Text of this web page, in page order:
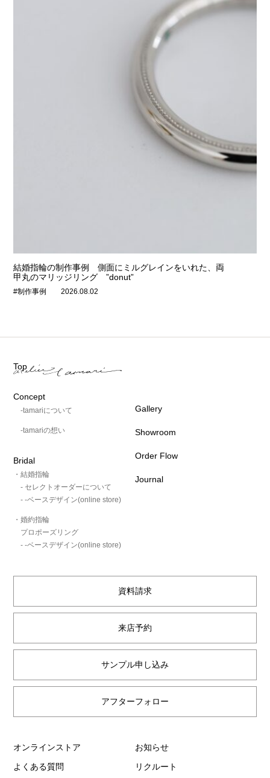
結婚指輪の制作事例 側面にミルグレインをいれた、両
甲丸のマリッジリング ”donut”
#制作事例 2026.08.02
Top
Concept
-tamariについて
-tamariの想い
Bridal
・結婚指輪
- セレクトオーダーについて
- -ベースデザイン(online store)
・婚約指輪
プロポーズリング
- -ベースデザイン(online store)
Gallery
Showroom
Order Flow
Journal
オンラインストア
お知らせ
よくある質問
リクルート
資料請求
来店予約
サンプル申し込み
アフターフォロー